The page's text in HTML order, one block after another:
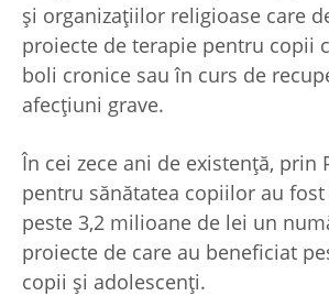
și organizațiilor religioase care
proiecte de terapie pentru copii
boli cronice sau în curs de
afecțiuni grave.
În cei zece ani de existență, prin
pentru sănătatea copiilor au
peste 3,2 milioane de lei un
proiecte de care au beneficiat
copii și adolescenți.